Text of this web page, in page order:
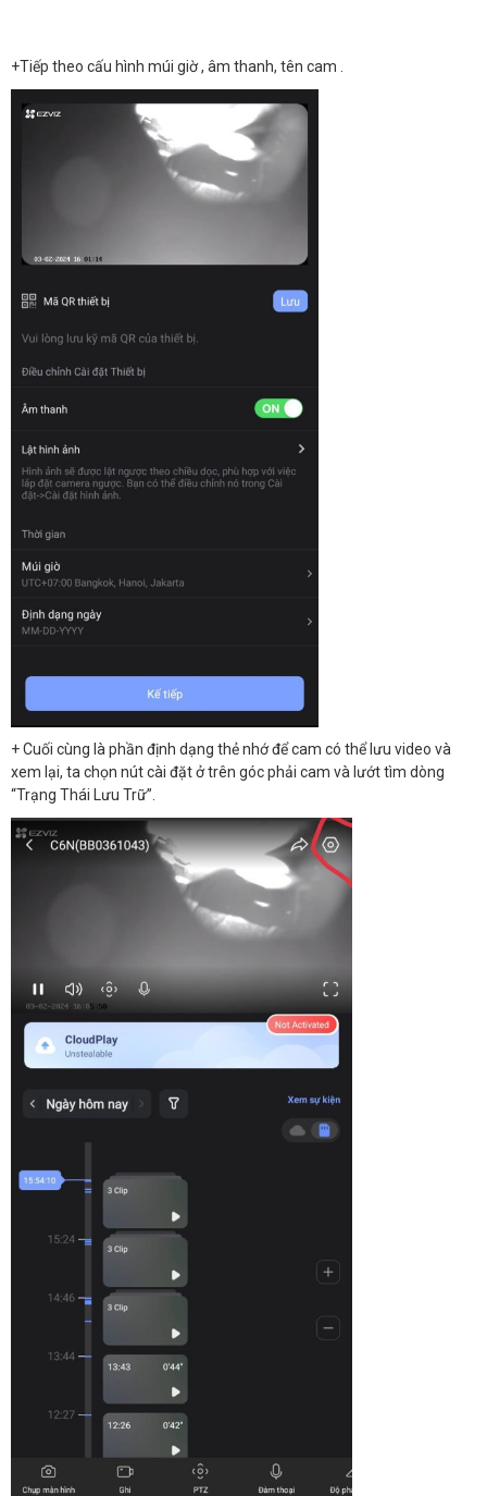
+Tiếp theo cấu hình múi giờ , âm thanh, tên cam .
+ Cuối cùng là phần định dạng thẻ nhớ để cam có thể lưu video và
xem lại, ta chọn nút cài đặt ở trên góc phải cam và lướt tìm dòng
“Trạng Thái Lưu Trữ”.